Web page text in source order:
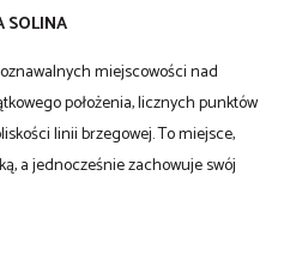
SOLINA
miejscowości nad
położenia, licznych punktów
linii brzegowej. To miejsce,
a jednocześnie zachowuje swój